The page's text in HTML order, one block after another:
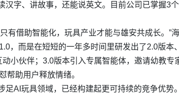
字、讲故事，还能说英文。目前公司已掌握3
有借助智能化，玩具产业才能与雄安共成长。”
，而是在短短的一年多时间里研发出了2.0版本
小伙伴；3.0版本引入专属智能体，邀请幼教
帮助用户释放情绪。
AI玩具领域，已经构建起更可持续的竞争优势